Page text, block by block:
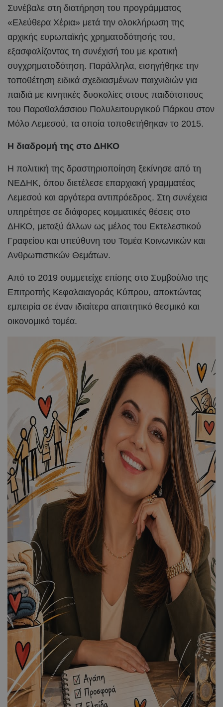
Συνέβαλε στη διατήρηση του προγράμματος
«Ελεύθερα Χέρια» μετά την ολοκλήρωση της
αρχικής ευρωπαϊκής χρηματοδότησής του,
εξασφαλίζοντας τη συνέχισή του με κρατική
συγχρηματοδότηση. Παράλληλα, εισηγήθηκε την
τοποθέτηση ειδικά σχεδιασμένων παιχνιδιών για
παιδιά με κινητικές δυσκολίες στους παιδότοπους
του Παραθαλάσσιου Πολυλειτουργικού Πάρκου στον
Μόλο Λεμεσού, τα οποία τοποθετήθηκαν το 2015.
Η διαδρομή της στο ΔΗΚΟ
Η πολιτική της δραστηριοποίηση ξεκίνησε από τη
ΝΕΔΗΚ, όπου διετέλεσε επαρχιακή γραμματέας
Λεμεσού και αργότερα αντιπρόεδρος. Στη συνέχεια
υπηρέτησε σε διάφορες κομματικές θέσεις στο
ΔΗΚΟ, μεταξύ άλλων ως μέλος του Εκτελεστικού
Γραφείου και υπεύθυνη του Τομέα Κοινωνικών και
Ανθρωπιστικών Θεμάτων.
Από το 2019 συμμετείχε επίσης στο Συμβούλιο της
Επιτροπής Κεφαλαιαγοράς Κύπρου, αποκτώντας
εμπειρία σε έναν ιδιαίτερα απαιτητικό θεσμικό και
οικονομικό τομέα.